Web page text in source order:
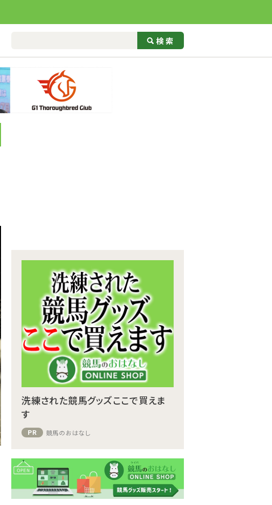
洗練された競馬グッズここで買えま
す
PR 競馬のおはなし